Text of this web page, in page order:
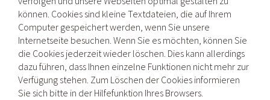
können. Cookies sind kleine Textdateien, die auf Ihrem
Computer gespeichert werden, wenn Sie unsere
Internetseite besuchen. Wenn Sie es möchten, können Sie
die Cookies jederzeit wieder löschen. Dies kann allerdings
dazu führen, dass Ihnen einzelne Funktionen nicht mehr zur
Verfügung stehen. Zum Löschen der Cookies informieren
Sie sich bitte in der Hilfefunktion Ihres Browsers.